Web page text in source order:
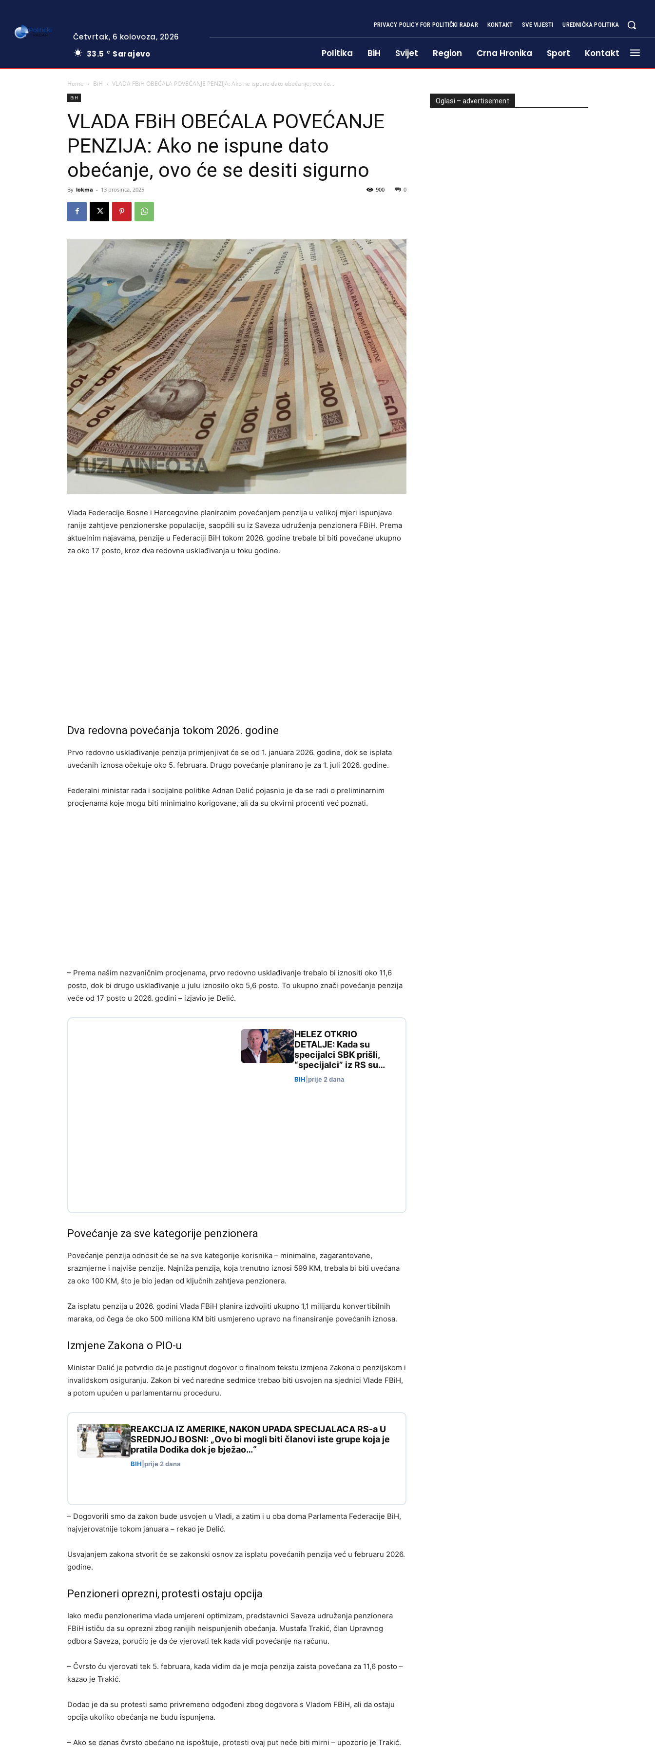
Četvrtak, 6 kolovoza, 2026
33.5
C Sarajevo
PRIVACY POLICY FOR POLITIČKI RADAR KONTAKT SVE VIJESTI UREDNIČKA POLITIKA
Politika BiH Svijet Region Crna Hronika Sport Kontakt
Home BiH VLADA FBiH OBEĆALA POVEĆANJE PENZIJA: Ako ne ispune dato obećanje, ovo će...
BiH
VLADA FBiH OBEĆALA POVEĆANJE
PENZIJA: Ako ne ispune dato
obećanje, ovo će se desiti sigurno
By lokma - 13 prosinca, 2025 0
900
Vlada Federacije Bosne i Hercegovine planiranim povećanjem penzija u velikoj mjeri ispunjava
ranije zahtjeve penzionerske populacije, saopćili su iz Saveza udruženja penzionera FBiH. Prema
aktuelnim najavama, penzije u Federaciji BiH tokom 2026. godine trebale bi biti povećane ukupno
za oko 17 posto, kroz dva redovna usklađivanja u toku godine.
Dva redovna povećanja tokom 2026. godine
Prvo redovno usklađivanje penzija primjenjivat će se od 1. januara 2026. godine, dok se isplata
uvećanih iznosa očekuje oko 5. februara. Drugo povećanje planirano je za 1. juli 2026. godine.
Federalni ministar rada i socijalne politike Adnan Delić pojasnio je da se radi o preliminarnim
procjenama koje mogu biti minimalno korigovane, ali da su okvirni procenti već poznati.
– Prema našim nezvaničnim procjenama, prvo redovno usklađivanje trebalo bi iznositi oko 11,6
posto, dok bi drugo usklađivanje u julu iznosilo oko 5,6 posto. To ukupno znači povećanje penzija
veće od 17 posto u 2026. godini – izjavio je Delić.
HELEZ OTKRIO
DETALJE: Kada su
specijalci SBK prišli,
“specijalci” iz RS su…
BIH prije 2 dana
Povećanje za sve kategorije penzionera
Povećanje penzija odnosit će se na sve kategorije korisnika – minimalne, zagarantovane,
srazmjerne i najviše penzije. Najniža penzija, koja trenutno iznosi 599 KM, trebala bi biti uvećana
za oko 100 KM, što je bio jedan od ključnih zahtjeva penzionera.
Za isplatu penzija u 2026. godini Vlada FBiH planira izdvojiti ukupno 1,1 milijardu konvertibilnih
maraka, od čega će oko 500 miliona KM biti usmjereno upravo na finansiranje povećanih iznosa.
Izmjene Zakona o PIO-u
Ministar Delić je potvrdio da je postignut dogovor o finalnom tekstu izmjena Zakona o penzijskom i
invalidskom osiguranju. Zakon bi već naredne sedmice trebao biti usvojen na sjednici Vlade FBiH,
a potom upućen u parlamentarnu proceduru.
REAKCIJA IZ AMERIKE, NAKON UPADA SPECIJALACA RS-a U
SREDNJOJ BOSNI: „Ovo bi mogli biti članovi iste grupe koja je
pratila Dodika dok je bježao…“
BIH prije 2 dana
– Dogovorili smo da zakon bude usvojen u Vladi, a zatim i u oba doma Parlamenta Federacije BiH,
najvjerovatnije tokom januara – rekao je Delić.
Usvajanjem zakona stvorit će se zakonski osnov za isplatu povećanih penzija već u februaru 2026.
godine.
Penzioneri oprezni, protesti ostaju opcija
Iako među penzionerima vlada umjereni optimizam, predstavnici Saveza udruženja penzionera
FBiH ističu da su oprezni zbog ranijih neispunjenih obećanja. Mustafa Trakić, član Upravnog
odbora Saveza, poručio je da će vjerovati tek kada vidi povećanje na računu.
– Čvrsto ću vjerovati tek 5. februara, kada vidim da je moja penzija zaista povećana za 11,6 posto –
kazao je Trakić.
Dodao je da su protesti samo privremeno odgođeni zbog dogovora s Vladom FBiH, ali da ostaju
opcija ukoliko obećanja ne budu ispunjena.
– Ako se danas čvrsto obećano ne ispoštuje, protesti ovaj put neće biti mirni – upozorio je Trakić.
Oglasi – advertisement